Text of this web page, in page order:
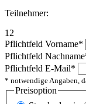
Teilnehmer:
12
Pflichtfeld Vorname*
Pflichtfeld Nachname
Pflichtfeld E-Mail*
* notwendige Angaben,
Preisoption